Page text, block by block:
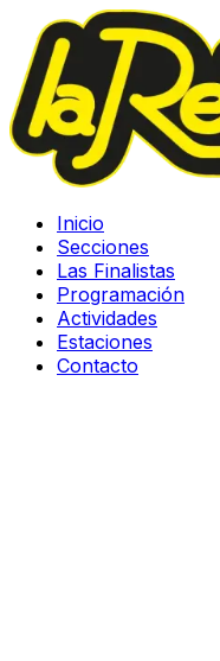
Inicio
Secciones
Las Finalistas
Programación
Actividades
Estaciones
Contacto